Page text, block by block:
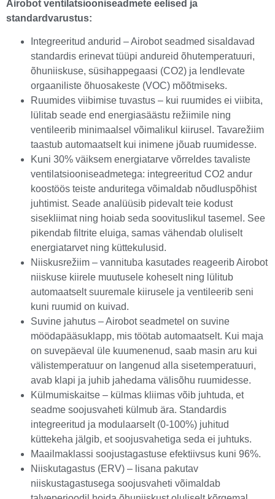
Airobot ventilatsiooniseadmete eelised ja
standardvarustus:
Integreeritud andurid – Airobot seadmed sisaldavad
standardis erinevat tüüpi andureid õhutemperatuuri,
õhuniiskuse, süsihappegaasi (CO2) ja lendlevate
orgaaniliste õhuosakeste (VOC) mõõtmiseks.
Ruumides viibimise tuvastus – kui ruumides ei viibita,
lülitab seade end energiasäästu režiimile ning
ventileerib minimaalsel võimalikul kiirusel. Tavarežiim
taastub automaatselt kui inimene jõuab ruumidesse.
Kuni 30% väiksem energiatarve võrreldes tavaliste
ventilatsiooniseadmetega: integreeritud CO2 andur
koostöös teiste anduritega võimaldab nõudluspõhist
juhtimist. Seade analüüsib pidevalt teie kodust
sisekliimat ning hoiab seda soovituslikul tasemel. See
pikendab filtrite eluiga, samas vähendab oluliselt
energiatarvet ning küttekulusid.
Niiskusrežiim – vannituba kasutades reageerib Airobot
niiskuse kiirele muutusele koheselt ning lülitub
automaatselt suuremale kiirusele ja ventileerib seni
kuni ruumid on kuivad.
Suvine jahutus – Airobot seadmetel on suvine
möödapääsuklapp, mis töötab automaatselt. Kui maja
on suvepäeval üle kuumenenud, saab masin aru kui
välistemperatuur on langenud alla sisetemperatuuri,
avab klapi ja juhib jahedama välisõhu ruumidesse.
Külmumiskaitse – külmas kliimas võib juhtuda, et
seadme soojusvaheti külmub ära. Standardis
integreeritud ja modulaarselt (0-100%) juhitud
küttekeha jälgib, et soojusvahetiga seda ei juhtuks.
Maailmaklassi soojustagastuse efektiivsus kuni 96%.
Niiskutagastus (ERV) – lisana pakutav
niiskustagastusega soojusvaheti võimaldab